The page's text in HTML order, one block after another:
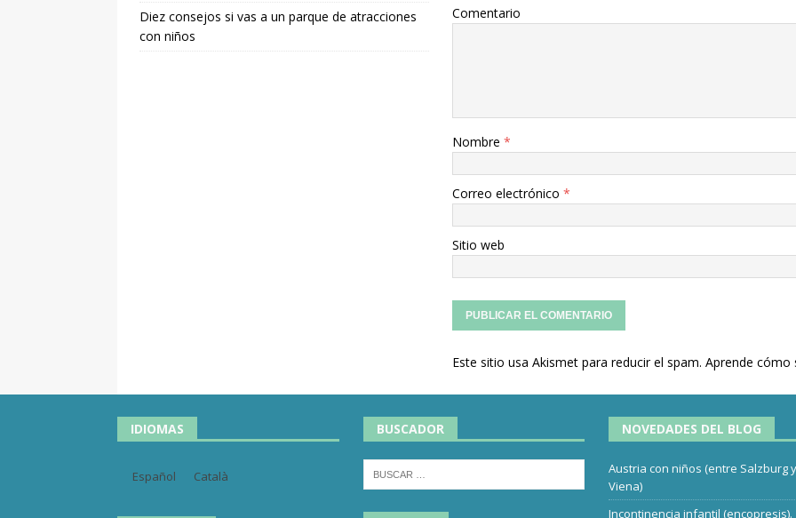
Comentario
Nombre *
Correo electrónico *
Sitio web
Este sitio usa Akismet para reducir el spam. Aprende cómo
Diez consejos si vas a un parque de atracciones
con niños
IDIOMAS
Español Català
BUSCADOR NOVEDADES DEL BLOG
Austria con niños (entre Salzburg
Viena)
Incontinencia infantil (encopresis).